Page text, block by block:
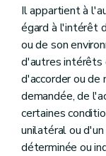
Il appartient à
égard à l'intérêt
ou de son
d'autres intérêts
d'accorder ou de
demandée, de
certaines
unilatéral ou
déterminée ou